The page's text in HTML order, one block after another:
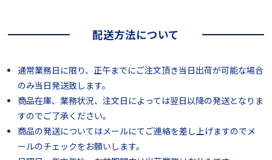
配送方法について
通常業務日に限り、正午までにご注文頂き当日出荷が可能な場合
のみ当日発送致します。
商品在庫、業務状況、注文日によっては翌日以降の発送となりま
すのでご了承ください。
商品の発送についてはメールにてご連絡を差し上げますのでメ
ールのチェックをお願いします。